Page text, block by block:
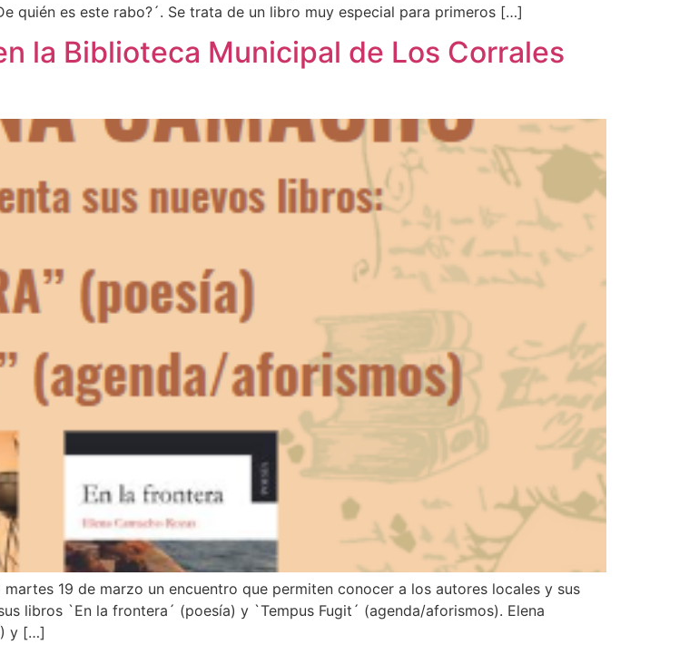
quién es este rabo?´. Se trata de un libro muy especial para primeros […]
la Biblioteca Municipal de Los Corrales
19 de marzo un encuentro que permiten conocer a los autores locales y sus
libros `En la frontera´ (poesía) y `Tempus Fugit´ (agenda/aforismos). Elena
y […]